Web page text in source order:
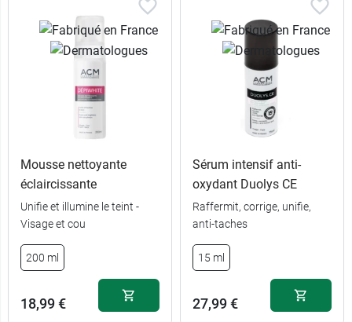
Mousse nettoyante
éclaircissante
Unifie et illumine le teint -
Visage et cou
200 ml
18,99 €
Sérum intensif anti-
oxydant Duolys CE
Raffermit, corrige, unifie,
anti-taches
15 ml
27,99 €